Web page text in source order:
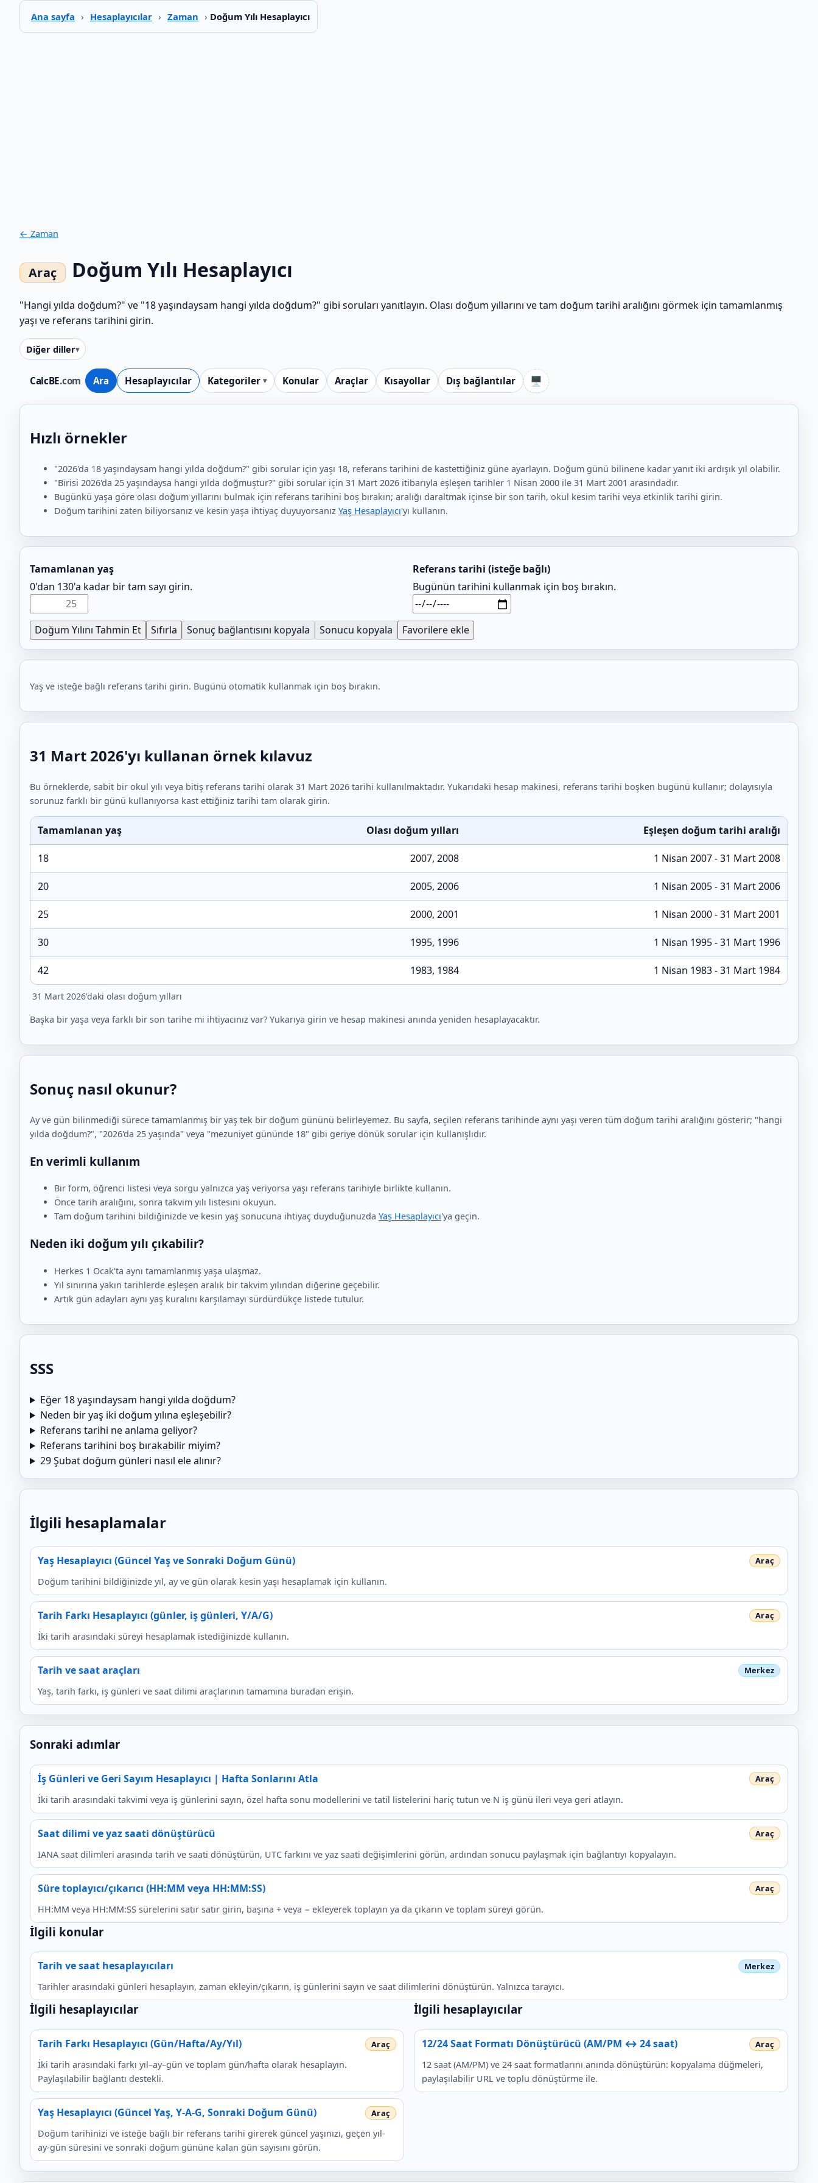
Ana sayfa › Hesaplayıcılar › Zaman › Doğum Yılı Hesaplayıcı
CalcBE.com Ara Hesaplayıcılar Kategoriler Konular Araçlar Kısayollar Dış bağlantılar 🖥️
← Zaman
Doğum Yılı Hesaplayıcı
"Hangi yılda doğdum?" ve "18 yaşındaysam hangi yılda doğdum?" gibi soruları yanıtlayın. Olası doğum yıllarını ve tam doğum tarihi aralığını görmek için tamamlanmış
yaşı ve referans tarihini girin.
Diğer diller
Hızlı örnekler
"2026'da 18 yaşındaysam hangi yılda doğdum?" gibi sorular için yaşı 18, referans tarihini de kastettiğiniz güne ayarlayın. Doğum günü bilinene kadar yanıt iki ardışık yıl olabilir.
"Birisi 2026'da 25 yaşındaysa hangi yılda doğmuştur?" gibi sorular için 31 Mart 2026 itibarıyla eşleşen tarihler 1 Nisan 2000 ile 31 Mart 2001 arasındadır.
Bugünkü yaşa göre olası doğum yıllarını bulmak için referans tarihini boş bırakın; aralığı daraltmak içinse bir son tarih, okul kesim tarihi veya etkinlik tarihi girin.
Doğum tarihini zaten biliyorsanız ve kesin yaşa ihtiyaç duyuyorsanız Yaş Hesaplayıcı'yı kullanın.
Tamamlanan yaş
0'dan 130'a kadar bir tam sayı girin.
Referans tarihi (isteğe bağlı)
Bugünün tarihini kullanmak için boş bırakın.
Doğum Yılını Tahmin Et Sıfırla Sonuç bağlantısını kopyala Sonucu kopyala Favorilere ekle
Yaş ve isteğe bağlı referans tarihi girin. Bugünü otomatik kullanmak için boş bırakın.
31 Mart 2026'yı kullanan örnek kılavuz
Bu örneklerde, sabit bir okul yılı veya bitiş referans tarihi olarak 31 Mart 2026 tarihi kullanılmaktadır. Yukarıdaki hesap makinesi, referans tarihi boşken bugünü kullanır; dolayısıyla
sorunuz farklı bir günü kullanıyorsa kast ettiğiniz tarihi tam olarak girin.
31 Mart 2026'daki olası doğum yılları
Tamamlanan yaş Olası doğum yılları Eşleşen doğum tarihi aralığı
18 2007, 2008 1 Nisan 2007 - 31 Mart 2008
20 2005, 2006 1 Nisan 2005 - 31 Mart 2006
25 2000, 2001 1 Nisan 2000 - 31 Mart 2001
30 1995, 1996 1 Nisan 1995 - 31 Mart 1996
42 1983, 1984 1 Nisan 1983 - 31 Mart 1984
Başka bir yaşa veya farklı bir son tarihe mi ihtiyacınız var? Yukarıya girin ve hesap makinesi anında yeniden hesaplayacaktır.
Sonuç nasıl okunur?
Ay ve gün bilinmediği sürece tamamlanmış bir yaş tek bir doğum gününü belirleyemez. Bu sayfa, seçilen referans tarihinde aynı yaşı veren tüm doğum tarihi aralığını gösterir; "hangi
yılda doğdum?", "2026'da 25 yaşında" veya "mezuniyet gününde 18" gibi geriye dönük sorular için kullanışlıdır.
En verimli kullanım
Bir form, öğrenci listesi veya sorgu yalnızca yaş veriyorsa yaşı referans tarihiyle birlikte kullanın.
Önce tarih aralığını, sonra takvim yılı listesini okuyun.
Tam doğum tarihini bildiğinizde ve kesin yaş sonucuna ihtiyaç duyduğunuzda Yaş Hesaplayıcı'ya geçin.
Neden iki doğum yılı çıkabilir?
Herkes 1 Ocak'ta aynı tamamlanmış yaşa ulaşmaz.
Yıl sınırına yakın tarihlerde eşleşen aralık bir takvim yılından diğerine geçebilir.
Artık gün adayları aynı yaş kuralını karşılamayı sürdürdükçe listede tutulur.
SSS
Eğer 18 yaşındaysam hangi yılda doğdum?
Neden bir yaş iki doğum yılına eşleşebilir?
Referans tarihi ne anlama geliyor?
Referans tarihini boş bırakabilir miyim?
29 Şubat doğum günleri nasıl ele alınır?
İlgili hesaplamalar
Yaş Hesaplayıcı (Güncel Yaş ve Sonraki Doğum Günü)
Doğum tarihini bildiğinizde yıl, ay ve gün olarak kesin yaşı hesaplamak için kullanın.
Tarih Farkı Hesaplayıcı (günler, iş günleri, Y/A/G)
İki tarih arasındaki süreyi hesaplamak istediğinizde kullanın.
Tarih ve saat araçları
Yaş, tarih farkı, iş günleri ve saat dilimi araçlarının tamamına buradan erişin.
Sonraki adımlar
İş Günleri ve Geri Sayım Hesaplayıcı | Hafta Sonlarını Atla
İki tarih arasındaki takvimi veya iş günlerini sayın, özel hafta sonu modellerini ve tatil listelerini hariç tutun ve N iş günü ileri veya geri atlayın.
Saat dilimi ve yaz saati dönüştürücü
IANA saat dilimleri arasında tarih ve saati dönüştürün, UTC farkını ve yaz saati değişimlerini görün, ardından sonucu paylaşmak için bağlantıyı kopyalayın.
Süre toplayıcı/çıkarıcı (HH:MM veya HH:MM:SS)
HH:MM veya HH:MM:SS sürelerini satır satır girin, başına + veya − ekleyerek toplayın ya da çıkarın ve toplam süreyi görün.
İlgili konular
Tarih ve saat hesaplayıcıları
Tarihler arasındaki günleri hesaplayın, zaman ekleyin/çıkarın, iş günlerini sayın ve saat dilimlerini dönüştürün. Yalnızca tarayıcı.
İlgili hesaplayıcılar
Tarih Farkı Hesaplayıcı (Gün/Hafta/Ay/Yıl)
İki tarih arasındaki farkı yıl–ay–gün ve toplam gün/hafta olarak hesaplayın.
Paylaşılabilir bağlantı destekli.
Yaş Hesaplayıcı (Güncel Yaş, Y-A-G, Sonraki Doğum Günü)
Doğum tarihinizi ve isteğe bağlı bir referans tarihi girerek güncel yaşınızı, geçen yıl-
ay-gün süresini ve sonraki doğum gününe kalan gün sayısını görün.
İlgili hesaplayıcılar
12/24 Saat Formatı Dönüştürücü (AM/PM ↔ 24 saat)
12 saat (AM/PM) ve 24 saat formatlarını anında dönüştürün: kopyalama düğmeleri,
paylaşılabilir URL ve toplu dönüştürme ile.